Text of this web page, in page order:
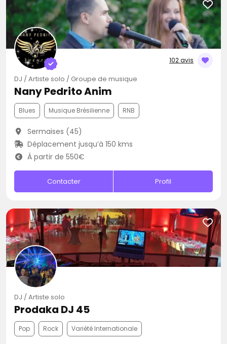
102 avis
DJ / Artiste solo / Groupe de musique
Nany Pedrito Anim
Blues Musique Brésilienne RNB
Sermaises (45)
Déplacement jusqu’à 150 kms
À partir de 550€
Contacter Profil
DJ / Artiste solo
Prodaka DJ 45
Pop Rock Variété Internationale